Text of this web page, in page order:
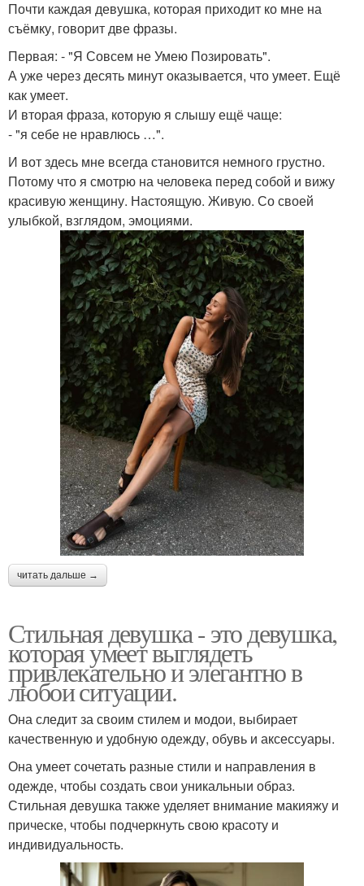
Почти каждая девушка, которая приходит ко мне на
съёмку, говорит две фразы.
Первая: - "Я Совсем не Умею Позировать".
А уже через десять минут оказывается, что умеет. Ещё
как умеет.
И вторая фраза, которую я слышу ещё чаще:
- "я себе не нравлюсь …".
И вот здесь мне всегда становится немного грустно.
Потому что я смотрю на человека перед собой и вижу
красивую женщину. Настоящую. Живую. Со своей
улыбкой, взглядом, эмоциями.
читать дальше →
Стильная девушка - это девушка,
которая умеет выглядеть
привлекательно и элегантно в
любои ситуации.
Она следит за своим стилем и модои, выбирает
качественную и удобную одежду, обувь и аксессуары.
Она умеет сочетать разные стили и направления в
одежде, чтобы создать свои уникальныи образ.
Стильная девушка также уделяет внимание макияжу и
прическе, чтобы подчеркнуть свою красоту и
индивидуальность.